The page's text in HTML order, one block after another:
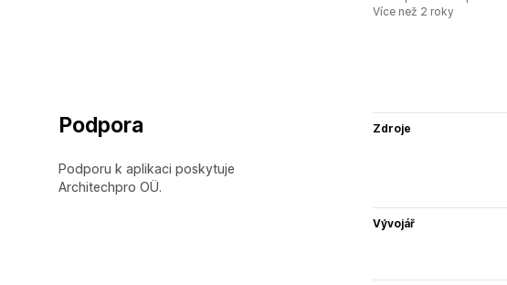
Více než 2 roky
Podpora
Podporu k aplikaci poskytuje
Architechpro OÜ.
Zdroje
Vývojář